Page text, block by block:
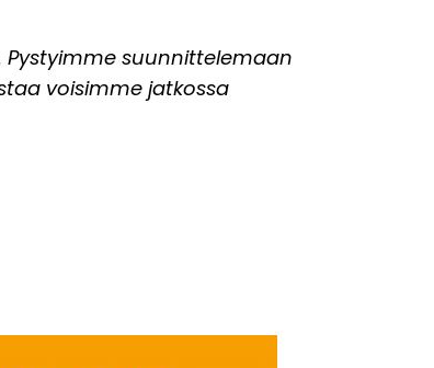
suunnittelemaan
voisimme jatkossa